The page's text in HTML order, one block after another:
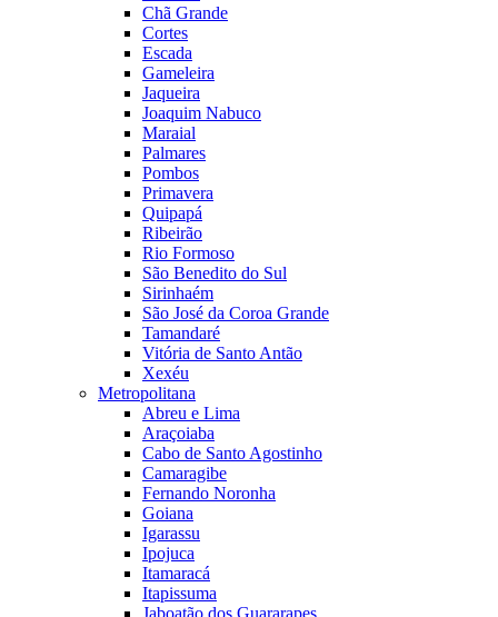
Chã Grande
Cortes
Escada
Gameleira
Jaqueira
Joaquim Nabuco
Maraial
Palmares
Pombos
Primavera
Quipapá
Ribeirão
Rio Formoso
São Benedito do Sul
Sirinhaém
São José da Coroa Grande
Tamandaré
Vitória de Santo Antão
Xexéu
Metropolitana
Abreu e Lima
Araçoiaba
Cabo de Santo Agostinho
Camaragibe
Fernando Noronha
Goiana
Igarassu
Ipojuca
Itamaracá
Itapissuma